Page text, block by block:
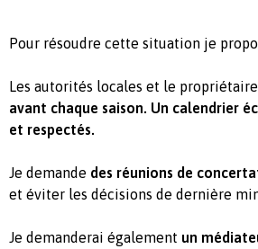
Pour résoudre cette situation je
Les autorités locales et le
avant chaque saison. Un calendrier
et respectés.
Je demande des réunions de
et éviter les décisions de dernière
Je demanderai également un